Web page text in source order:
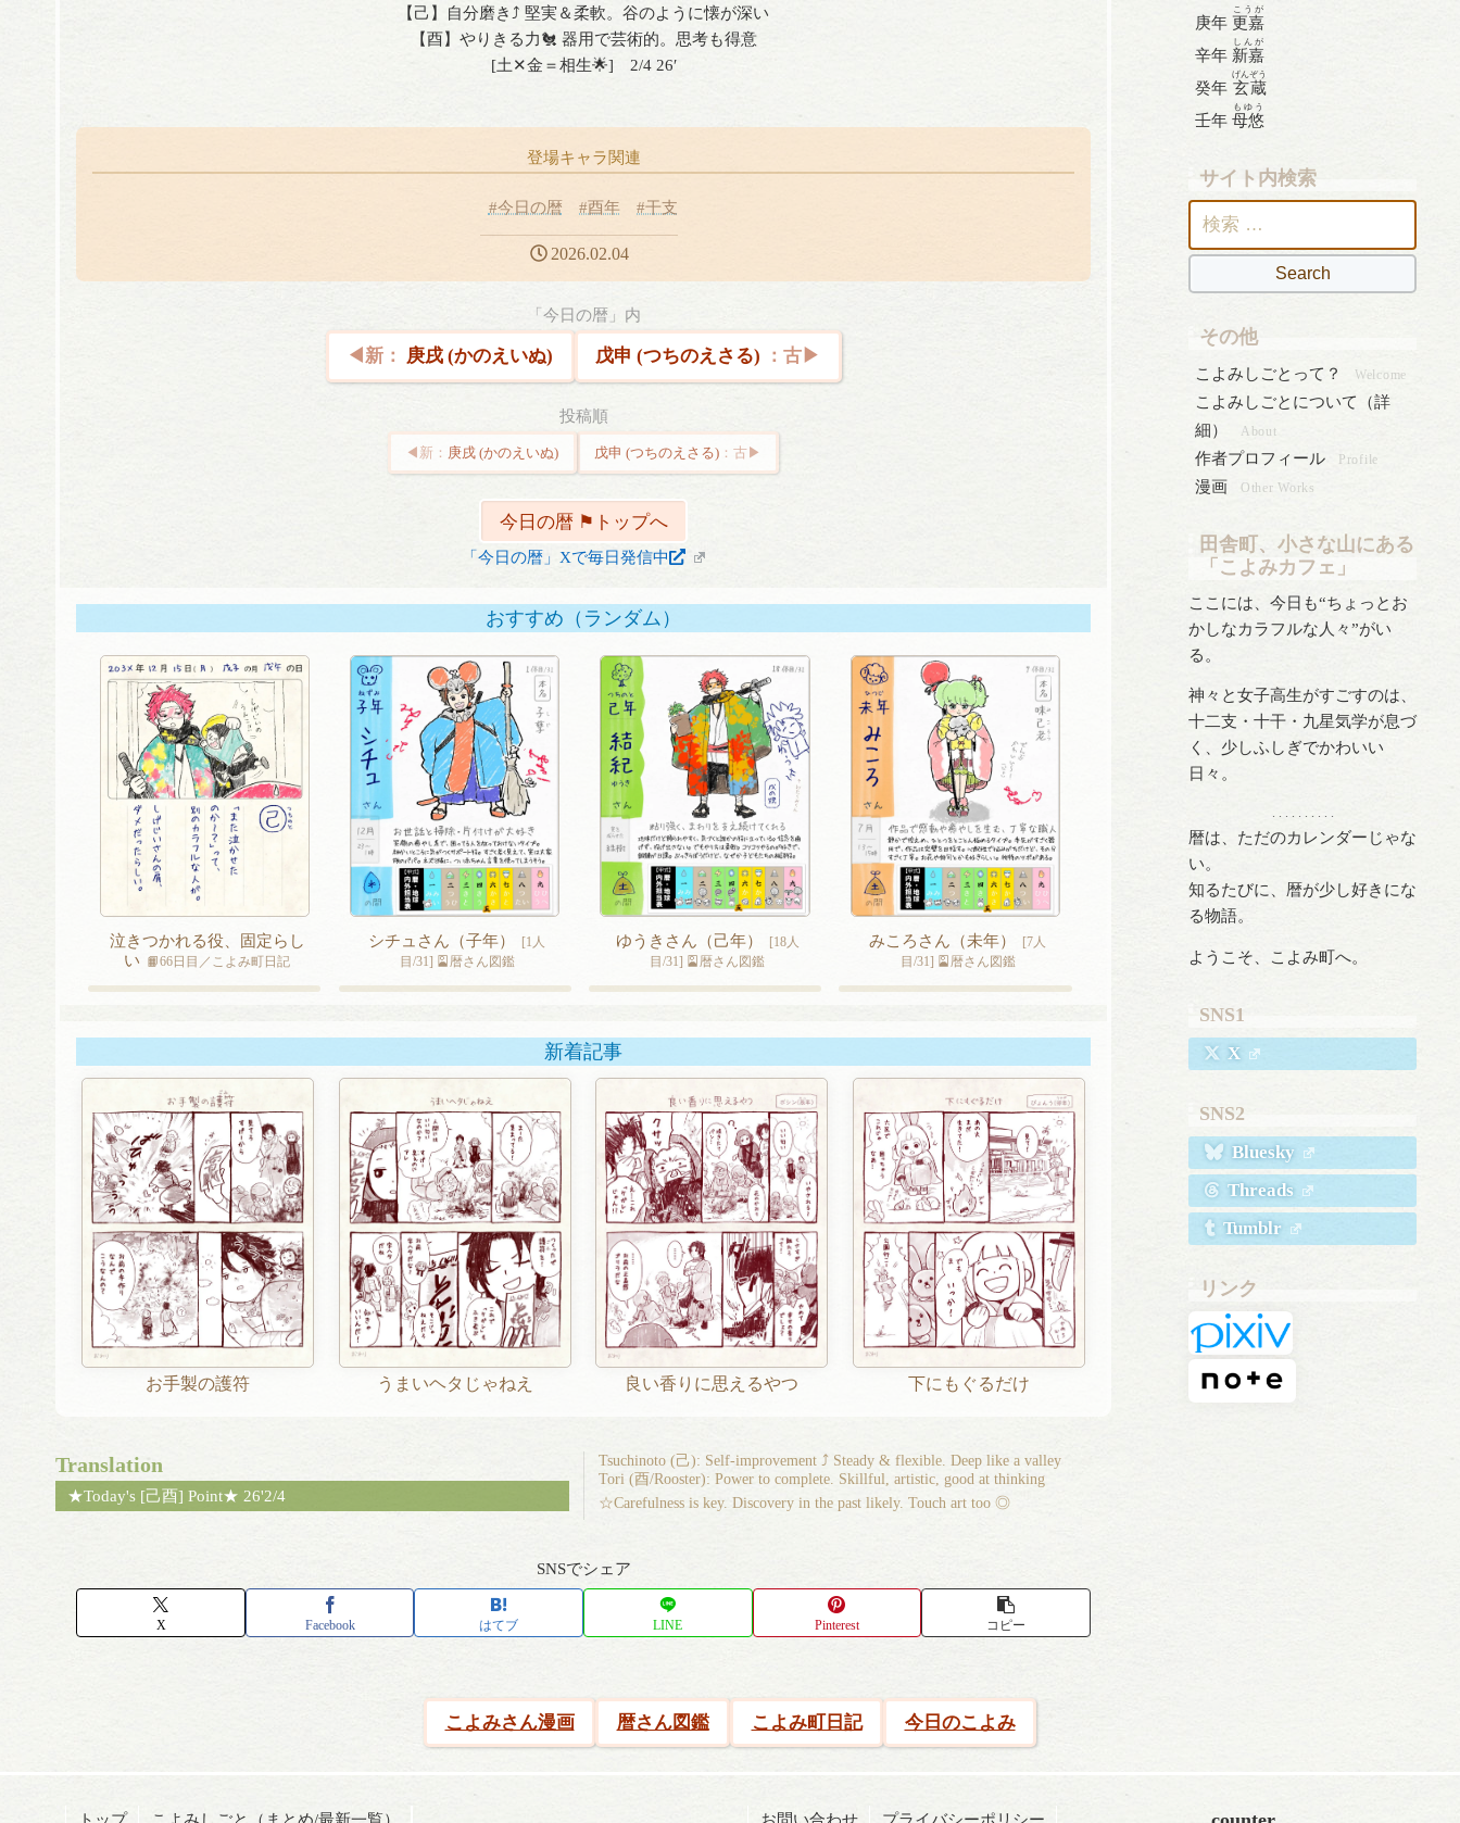
【己】自分磨き⤴ 堅実＆柔軟。谷のように懐が深い
【酉】やりきる力🐔 器用で芸術的。思考も得意
[土✕金＝相生🌟] 2/4 26′
登場キャラ関連
#今日の暦 #酉年 #干支
2026.02.04
「今日の暦」内
庚戌 (かのえいぬ) 戊申 (つちのえさる)
投稿順
ゲ
ー
シ
戊申 (つちのえさる)
庚戌 (かのえいぬ)
今日の暦 ⚑トップへ
「今日の暦」Xで毎日発信中
おすすめ（ランダム）
泣きつかれる役、固定らし
い 📙66日目／こよみ町日記
シチュさん（子年）
[1人
目/31] 🎴暦さん図鑑
ゆうきさん（己年）
[18人
目/31] 🎴暦さん図鑑
みころさん（未年）
[7人
目/31] 🎴暦さん図鑑
新着記事
お手製の護符 うまいヘタじゃねえ 良い香りに思えるやつ 下にもぐるだけ
Translation
★Today's [己酉] Point★ 26'2/4
Tsuchinoto (己): Self-improvement ⤴ Steady & flexible. Deep like a valley
Tori (酉/Rooster): Power to complete. Skillful, artistic, good at thinking
☆Carefulness is key. Discovery in the past likely. Touch art too ◎
SNSでシェア
X Facebook はてブ LINE Pinterest コピー
庚年 更嘉
こうが
辛年 新嘉
しんが
癸年 玄蔵
げんぞう
壬年 母悠
もゆう
サイト内検索
索:
その他
こよみしごとって？ Welcome
こよみしごとについて（詳
細）
About
作者プロフィール Profile
漫画 Other Works
田舎町、小さな山にある
「こよみカフェ」
ここには、今日も“ちょっとお
かしなカラフルな人々”がい
る。
神々と女子高生がすごすのは、
十二支・十干・九星気学が息づ
く、少しふしぎでかわいい
日々。
. . . . . . . . . .
暦は、ただのカレンダーじゃな
い。
知るたびに、暦が少し好きにな
る物語。
ようこそ、こよみ町へ。
SNS1
X
SNS2
Bluesky
Threads
Tumblr
リンク
こよみさん漫画 暦さん図鑑 こよみ町日記 今日のこよみ
トップ こよみしごと（まとめ/最新一覧） お問い合わせ プライバシーポリシー